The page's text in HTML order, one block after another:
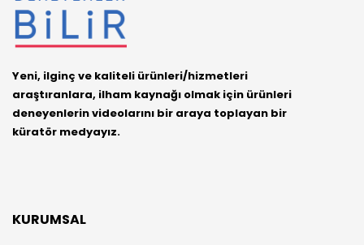
Yeni, ilginç ve kaliteli ürünleri/hizmetleri
araştıranlara, ilham kaynağı olmak için ürünleri
deneyenlerin videolarını bir araya toplayan bir
küratör medyayız.
KURUMSAL